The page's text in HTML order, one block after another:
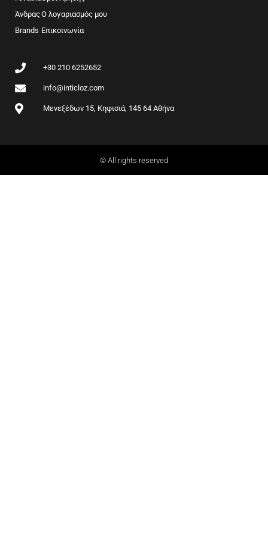
o
o
k
g
r
a
Άνδρας
Brands
Ο λογαριασμός μου
Επικοινωνία
+30 210 6252652
info@inticloz.com
Μενεξέδων 15, Κηφισιά, 145 64 Αθήνα
© All rights reserved